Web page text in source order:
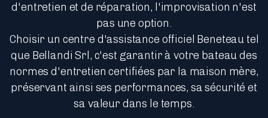
d'entretien et de réparation, l'improvisation n'est
pas une option.
Choisir un centre d'assistance officiel Beneteau tel
que Bellandi Srl, c'est garantir à votre bateau des
normes d'entretien certifiées par la maison mère,
préservant ainsi ses performances, sa sécurité et
sa valeur dans le temps.